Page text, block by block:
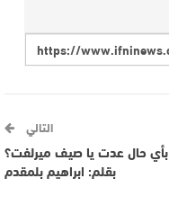
التالي
بأي حال عدت يا صيف ميرلفت؟
بقلم: ابراهيم بلمقدم